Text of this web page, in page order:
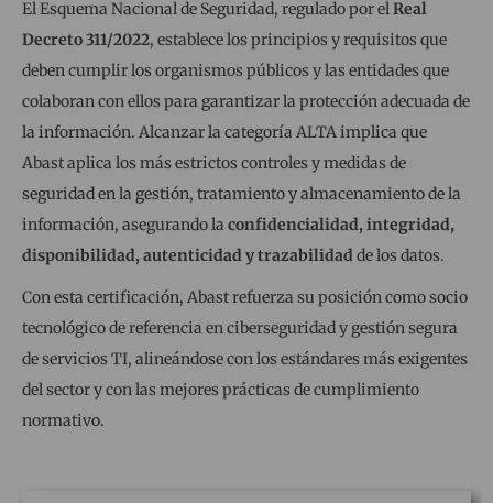
El Esquema Nacional de Seguridad, regulado por elReal
Decreto 311/2022, establece los principios y requisitos que
deben cumplir los organismos públicos y las entidades que
colaboran con ellos para garantizar la protección adecuada de
la información. Alcanzar la categoría ALTA implica que
Abast aplica los más estrictos controles y medidas de
seguridad en la gestión, tratamiento y almacenamiento de la
información, asegurando la confidencialidad, integridad,
disponibilidad, autenticidad y trazabilidadde los datos.
Con esta certificación, Abast refuerza su posición como socio
tecnológico de referencia en ciberseguridad y gestión segura
de servicios TI, alineándose con los estándares más exigentes
del sector y con las mejores prácticas de cumplimiento
normativo.